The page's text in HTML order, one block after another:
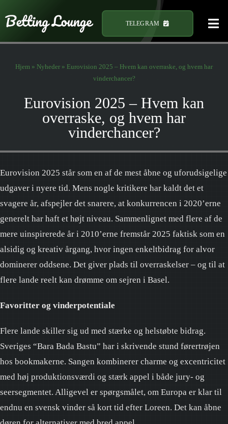
to
TELEGRAM
Odds
Hjem » Nyheder » Eurovision 2025 – Hvem kan overraske, og hvem har
vinderchancer?
Eurovision 2025 – Hvem kan
overraske, og hvem har
vinderchancer?
Eurovision 2025 står som en af de mest åbne og uforudsigelige
udgaver i nyere tid. Mens nogle kritikere har kaldt det et
svagere år, afspejler det snarere, at konkurrencen i 2020’erne
generelt har haft et højt niveau. Sammenlignet med flere af de
mere uinspirerede år i 2010’erne fremstår 2025 faktisk som en
alsidig og kreativ årgang, hvor ingen enkeltbidrag for alvor
dominerer oddsene. Det giver plads til overraskelser – og til at
flere lande reelt kan drømme om sejren i Basel.
Favoritter og vinderpotentiale
Flere lande skiller sig ud med stærke og helstøbte bidrag.
Sveriges “Bara Bada Bastu” har i skrivende stund førertrøjen
hos bookmakerne. Sangen kombinerer charme og excentricitet
med høj produktionsværdi og stærk appel i både jury- og
seersegmentet. Alligevel er spørgsmålet, om Europa er klar til
endnu en svensk vinder så kort tid efter Loreen. Det kan åbne